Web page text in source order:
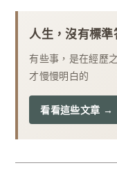
人生，沒有標準
有些事，是在經歷
才慢慢明白的
看看這些文章 →